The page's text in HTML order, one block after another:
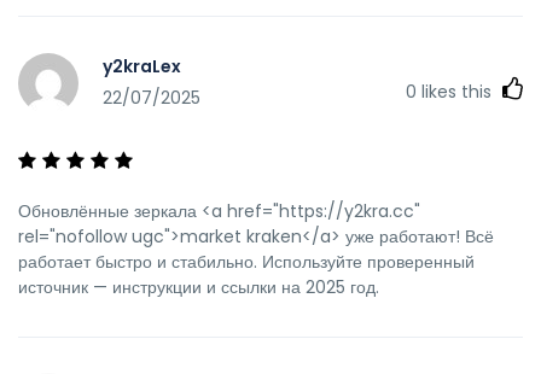
y2kraLex
22/07/2025
0 likes this
Обновлённые зеркала <a href="https://y2kra.cc"
rel="nofollow ugc">market kraken</a> уже работают! Всё
работает быстро и стабильно. Используйте проверенный
источник — инструкции и ссылки на 2025 год.